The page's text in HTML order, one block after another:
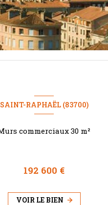
SAINT-RAPHAËL (83700)
Murs commerciaux 30 m²
192 600 €
VOIR LE BIEN